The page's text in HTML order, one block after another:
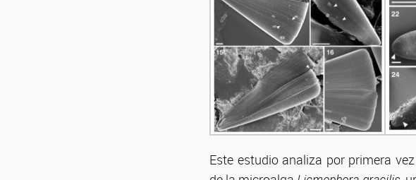
Este estudio analiza por primera